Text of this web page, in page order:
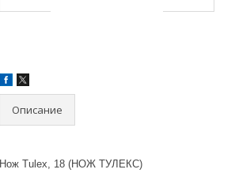
Описание
Нож Tulex, 18 (НОЖ ТУЛЕКС)